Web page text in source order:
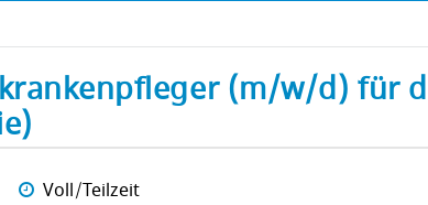
(m/w/d) für
Voll/Teilzeit